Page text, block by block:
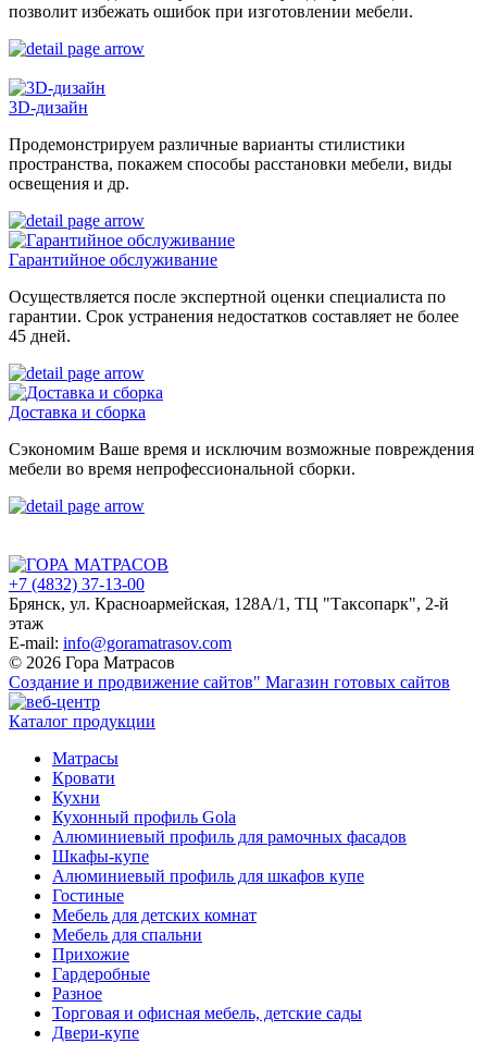
позволит избежать ошибок при изготовлении мебели.
3D-дизайн
Продемонстрируем различные варианты стилистики
пространства, покажем способы расстановки мебели, виды
освещения и др.
Гарантийное обслуживание
Осуществляется после экспертной оценки специалиста по
гарантии. Срок устранения недостатков составляет не более
45 дней.
Доставка и сборка
Сэкономим Ваше время и исключим возможные повреждения
мебели во время непрофессиональной сборки.
+7 (4832) 37-13-00
Брянск, ул. Красноармейская, 128А/1, ТЦ "Таксопарк", 2-й
этаж
E-mail: info@goramatrasov.com
© 2026 Гора Матрасов
Создание и продвижение сайтов" Магазин готовых сайтов
Каталог продукции
Матрасы
Кровати
Кухни
Кухонный профиль Gola
Алюминиевый профиль для рамочных фасадов
Шкафы-купе
Алюминиевый профиль для шкафов купе
Гостиные
Мебель для детских комнат
Мебель для спальни
Прихожие
Гардеробные
Разное
Торговая и офисная мебель, детские сады
Двери-купе